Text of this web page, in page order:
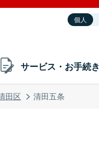
個人
サービス・お手続き
田区 清田五条